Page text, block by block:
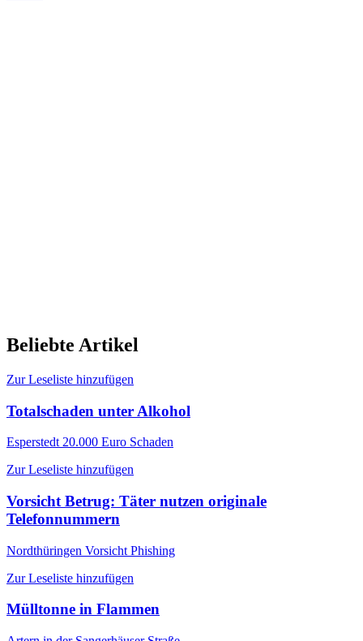
Beliebte Artikel
Zur Leseliste hinzufügen
Totalschaden unter Alkohol
Esperstedt 20.000 Euro Schaden
Zur Leseliste hinzufügen
Vorsicht Betrug: Täter nutzen originale
Telefonnummern
Nordthüringen Vorsicht Phishing
Zur Leseliste hinzufügen
Mülltonne in Flammen